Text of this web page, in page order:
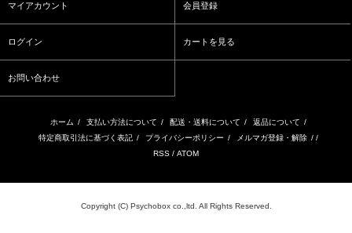
マイアカウント 会員登録
ログイン カートを見る
お問い合わせ
ホーム / 支払い方法について / 配送・送料について / 返品について /
特定商取引法に基づく表記 / プライバシーポリシー / メルマガ登録・解除 / /
RSS / ATOM
Copyright (C) Psychobox co.,ltd. All Rights Reserved.